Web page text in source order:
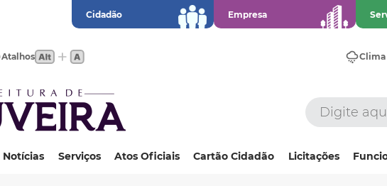
Cidadão Empresa
Atalhos Clima
Notícias Serviços Atos Oficiais Cartão Cidadão Licitações